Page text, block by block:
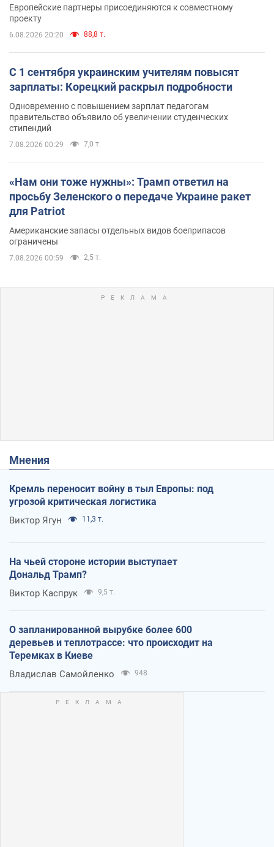
Европейские партнеры присоединяются к совместному
проекту
6.08.2026 20:20 88,8 т.
С 1 сентября украинским учителям повысят
зарплаты: Корецкий раскрыл подробности
Одновременно с повышением зарплат педагогам
правительство объявило об увеличении студенческих
стипендий
7.08.2026 00:29 7,0 т.
«Нам они тоже нужны»: Трамп ответил на
просьбу Зеленского о передаче Украине ракет
для Patriot
Американские запасы отдельных видов боеприпасов
ограничены
7.08.2026 00:59 2,5 т.
Мнения
Кремль переносит войну в тыл Европы: под
угрозой критическая логистика
Виктор Ягун 11,3 т.
На чьей стороне истории выступает
Дональд Трамп?
Виктор Каспрук 9,5 т.
О запланированной вырубке более 600
деревьев и теплотрассе: что происходит на
Теремках в Киеве
Владислав Самойленко 948